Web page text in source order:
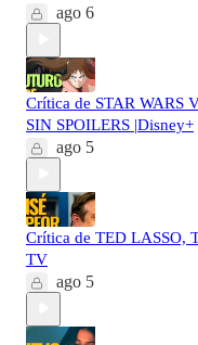
ago 6
Crítica de STAR WARS
SIN SPOILERS |Disney+
ago 5
Crítica de TED LASSO,
TV
ago 5